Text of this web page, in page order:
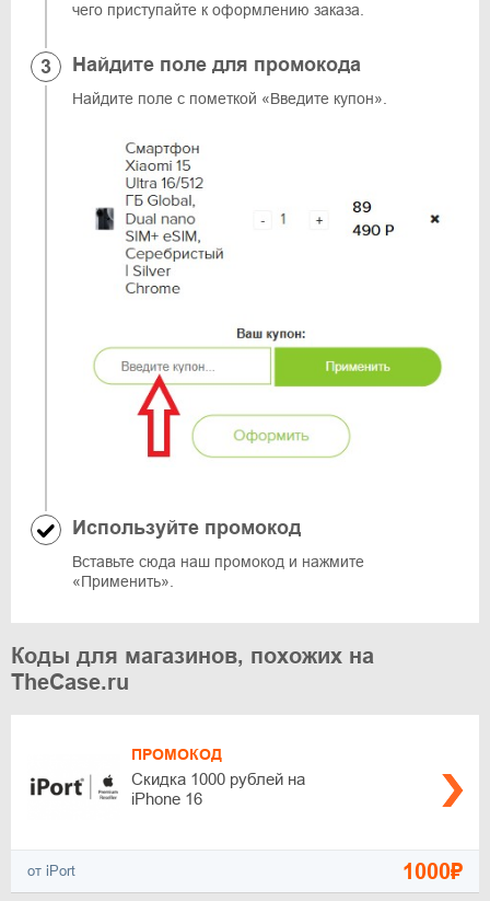
чего приступайте к оформлению заказа.
Найдите поле для промокода
Найдите поле с пометкой «Введите купон».
Используйте промокод
Вставьте сюда наш промокод и нажмите
«Применить».
Коды для магазинов, похожих на
TheCase.ru
ПРОМОКОД
Скидка 1000 рублей на
iPhone 16
от iPort 1000₽